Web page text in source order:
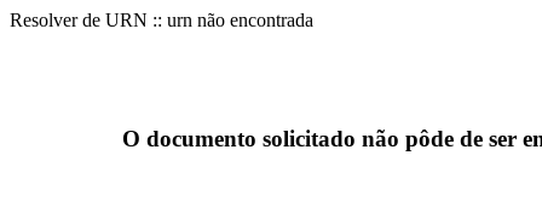
Resolver de URN :: urn não encontrada
O documento solicitado não pôde de ser